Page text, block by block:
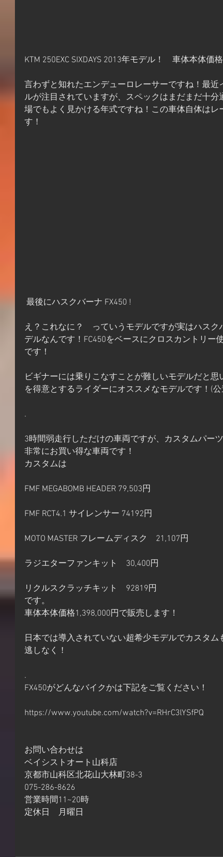
KTM 250EXC SIXDAYS 2013年モデル！　車体本体価
言わずと知れたエンデューロレーサーですね！最
ルが注目されていますが、スペックはまだまだ十
場でもよく見かける年式ですね！この車体自体は
す！
最後にハスクバーナ FX450 !
え？これなに？　っていうモデルですが実はハス
デルなんです！FC450をベースにクロスカントリー
です！
ビギナーには乗りこなすことが難しいモデルだと
を得意とするライダーにオススメなモデルです！(
.
3時間弱走行しただけの車両ですが、カスタムパー
非常にお買い得な車両です！
カスタムは
FMF MEGABOMB HEADER 79,503円
FMF RCT4.1 サイレンサー 74192円
MOTO MASTER フレームディスク　21,107円
ラジエターファンキット　30,400円
リクルスクラッチキット　92819円
です。
車体本体価格1,398,000円で販売します！
日本では導入されていない超希少モデルでカスタ
逃しなく！
.
FX450がどんなバイクかは下記をご覧ください！
https://www.youtube.com/watch?v=RHrC3lYSfPQ
お問い合わせは
ベイシストオート山科店
京都市山科区北花山大林町38-3
075-286-8626
営業時間11~20時
定休日　月曜日